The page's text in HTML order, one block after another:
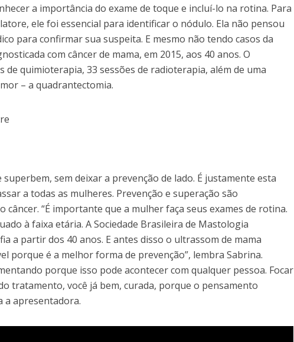
a importância do exame de toque e incluí-lo na rotina. Para
ele foi essencial para identificar o nódulo. Ela não pensou
para confirmar sua suspeita. E mesmo não tendo casos da
com câncer de mama, em 2015, aos 40 anos. O
de quimioterapia, 33 sessões de radioterapia, além de uma
– a quadrantectomia.
sem deixar a prevenção de lado. É justamente esta
a todas as mulheres. Prevenção e superação são
“É importante que a mulher faça seus exames de rotina.
à faixa etária. A Sociedade Brasileira de Mastologia
a partir dos 40 anos. E antes disso o ultrassom de mama
porque é a melhor forma de prevenção”, lembra Sabrina.
porque isso pode acontecer com qualquer pessoa. Focar
tratamento, você já bem, curada, porque o pensamento
a apresentadora.